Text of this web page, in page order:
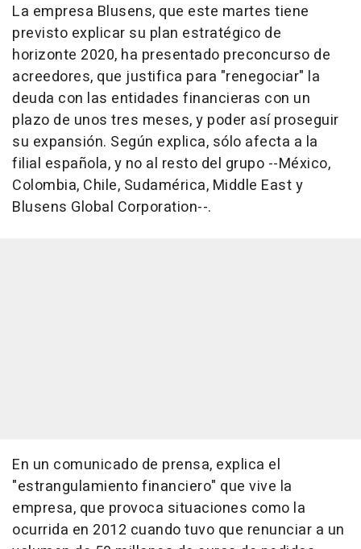
La empresa Blusens, que este martes tiene
previsto explicar su plan estratégico de
horizonte 2020, ha presentado preconcurso de
acreedores, que justifica para "renegociar" la
deuda con las entidades financieras con un
plazo de unos tres meses, y poder así proseguir
su expansión. Según explica, sólo afecta a la
filial española, y no al resto del grupo --México,
Colombia, Chile, Sudamérica, Middle East y
Blusens Global Corporation--.
En un comunicado de prensa, explica el
"estrangulamiento financiero" que vive la
empresa, que provoca situaciones como la
ocurrida en 2012 cuando tuvo que renunciar a un